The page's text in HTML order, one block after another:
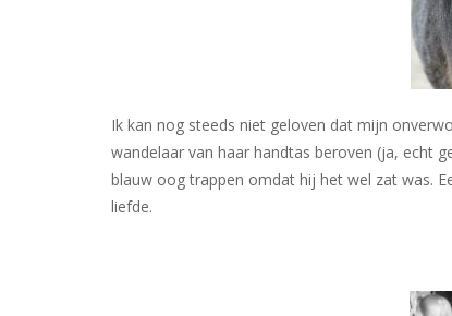
Ik kan nog steeds niet geloven dat mijn
wandelaar van haar handtas beroven (ja, echt
blauw oog trappen omdat hij het wel zat was.
liefde.